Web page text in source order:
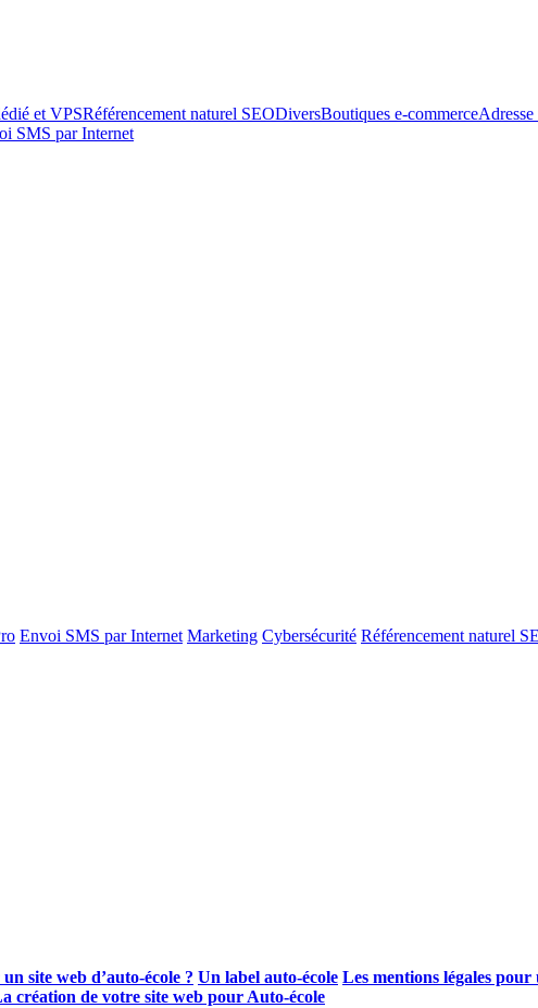
et VPSRéférencement naturel SEODiversBoutiques e-commerce
SMS par Internet
Envoi SMS par Internet Marketing Cybersécurité Référencement naturel
site web d’auto-école ? Un label auto-école Les mentions légales pour
création de votre site web pour Auto-école